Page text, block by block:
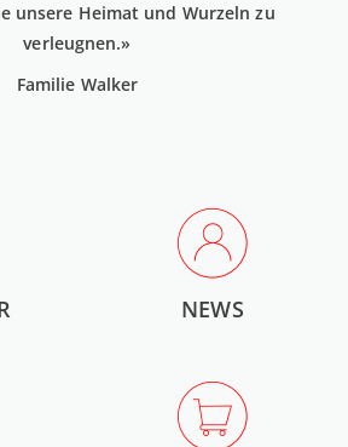
unsere Heimat und Wurzeln zu
verleugnen.»
Familie Walker
NEWS